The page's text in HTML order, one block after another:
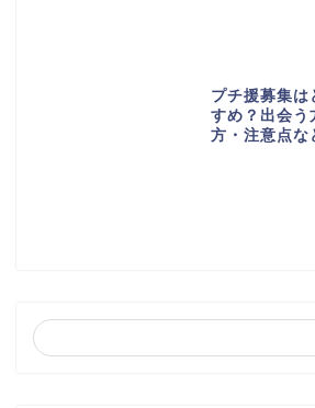
プチ援募集は
すめ？出会う
方・注意点な